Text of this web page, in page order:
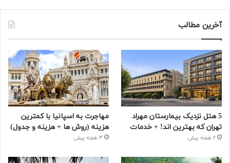
آخرین مطالب
5 هتل نزدیک بیمارستان مهراد
تهران که بهترین‌ اند! + خدمات
2 هفته پیش
مهاجرت به اسپانیا با کمترین
هزینه (روش ها + هزینه و جدول)
3 هفته پیش